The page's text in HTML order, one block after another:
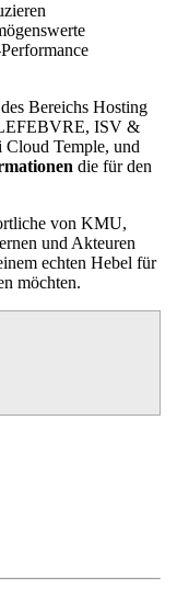
Bereichs Hosting
ISV &
Cloud Temple, und
die für den
von KMU,
und Akteuren
echten Hebel für
möchten.